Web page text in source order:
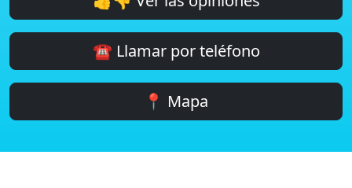
☎️ Llamar por teléfono
📍 Mapa